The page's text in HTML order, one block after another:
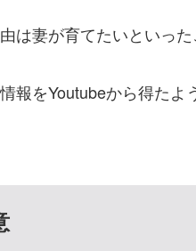
は妻が育てたいといった
報をYoutubeから得たよ